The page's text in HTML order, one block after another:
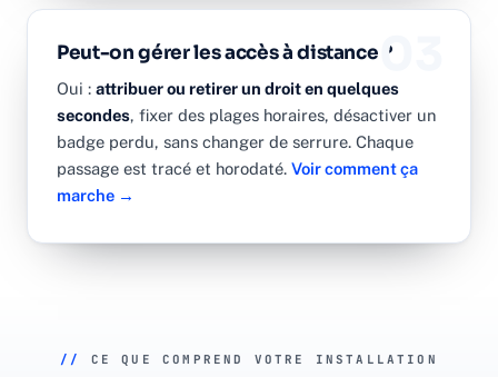
03
Peut-on gérer les accès à distance ?
Oui : attribuer ou retirer un droit en quelques
secondes, fixer des plages horaires, désactiver un
badge perdu, sans changer de serrure. Chaque
passage est tracé et horodaté. Voir comment ça
marche →
// CE QUE COMPREND VOTRE INSTALLATION